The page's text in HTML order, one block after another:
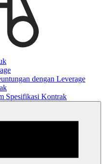
dengan Leverage
Spesifikasi Kontrak